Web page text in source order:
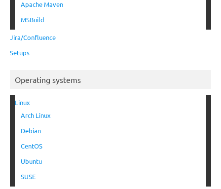
Apache Maven
MSBuild
Jira/Confluence
Setups
Operating systems
Linux
Arch Linux
Debian
CentOS
Ubuntu
SUSE